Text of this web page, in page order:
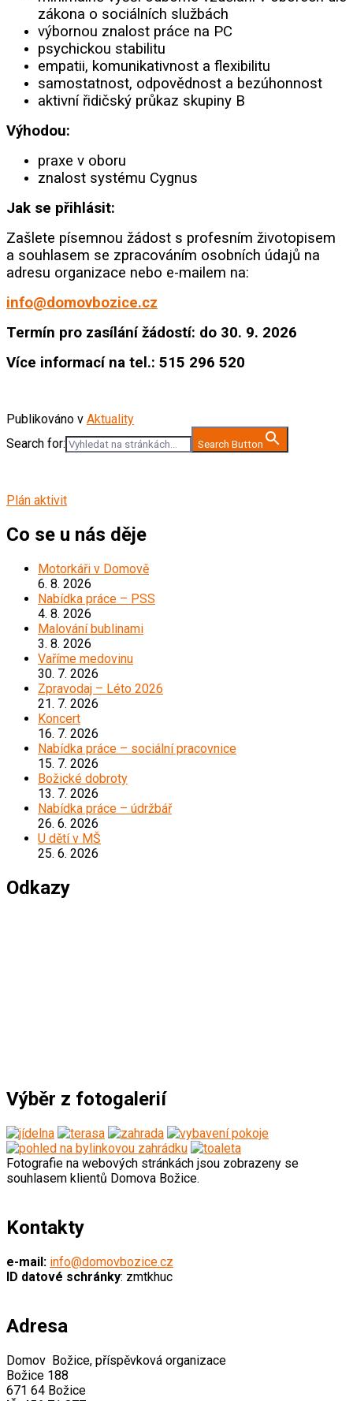
zákona o sociálních službách
výbornou znalost práce na PC
psychickou stabilitu
empatii, komunikativnost a flexibilitu
samostatnost, odpovědnost a bezúhonnost
aktivní řidičský průkaz skupiny B
Výhodou:
praxe v oboru
znalost systému Cygnus
Jak se přihlásit:
Zašlete písemnou žádost s profesním životopisem
a souhlasem se zpracováním osobních údajů na
adresu organizace nebo e-mailem na:
info@domovbozice.cz
Termín pro zasílání žádostí: do 30. 9. 2026
Více informací na tel.: 515 296 520
Publikováno v Aktuality
Search for:
Search Button
Plán aktivit
Co se u nás děje
Motorkáři v Domově
6. 8. 2026
Nabídka práce – PSS
4. 8. 2026
Malování bublinami
3. 8. 2026
Vaříme medovinu
30. 7. 2026
Zpravodaj – Léto 2026
21. 7. 2026
Koncert
16. 7. 2026
Nabídka práce – sociální pracovnice
15. 7. 2026
Božické dobroty
13. 7. 2026
Nabídka práce – údržbář
26. 6. 2026
U dětí v MŠ
25. 6. 2026
Odkazy
Výběr z fotogalerií
Fotografie na webových stránkách jsou zobrazeny se
souhlasem klientů Domova Božice.
Kontakty
e-mail: info@domovbozice.cz
ID datové schránky: zmtkhuc
Adresa
Domov Božice, příspěvková organizace
Božice 188
671 64 Božice